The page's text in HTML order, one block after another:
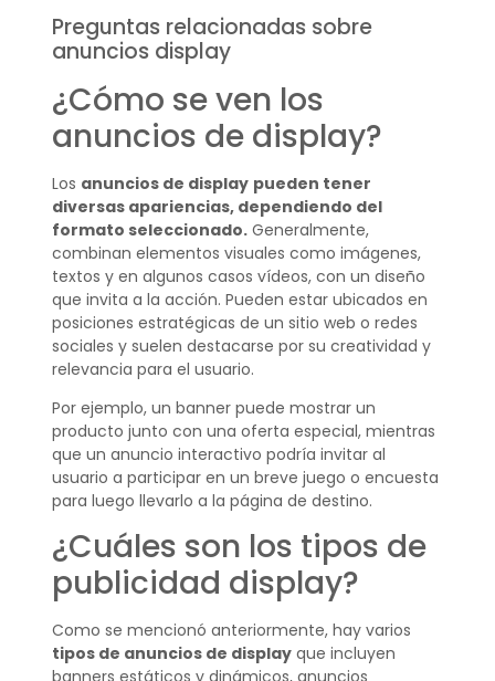
Preguntas relacionadas sobre
anuncios display
¿Cómo se ven los
anuncios de display?
Los anuncios de display pueden tener
diversas apariencias, dependiendo del
formato seleccionado.Generalmente,
combinan elementos visuales como imágenes,
textos y en algunos casos vídeos, con un diseño
que invita a la acción. Pueden estar ubicados en
posiciones estratégicas de un sitio web o redes
sociales y suelen destacarse por su creatividad y
relevancia para el usuario.
Por ejemplo, un banner puede mostrar un
producto junto con una oferta especial, mientras
que un anuncio interactivo podría invitar al
usuario a participar en un breve juego o encuesta
para luego llevarlo a la página de destino.
¿Cuáles son los tipos de
publicidad display?
Como se mencionó anteriormente, hay varios
tipos de anuncios de displayque incluyen